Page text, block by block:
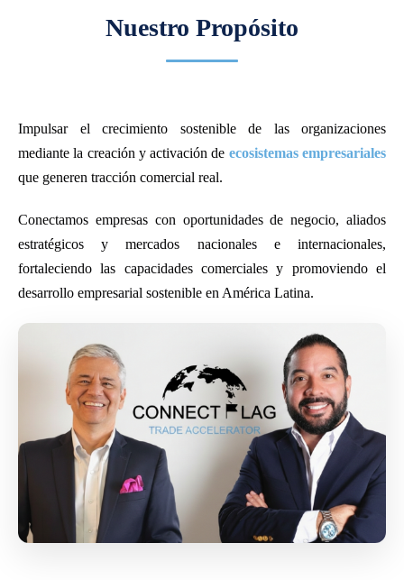
Nuestro Propósito
Impulsar el crecimiento sostenible de las organizaciones
mediante la creación y activación de ecosistemas empresariales
que generen tracción comercial real.
Conectamos empresas con oportunidades de negocio, aliados
estratégicos y mercados nacionales e internacionales,
fortaleciendo las capacidades comerciales y promoviendo el
desarrollo empresarial sostenible en América Latina.